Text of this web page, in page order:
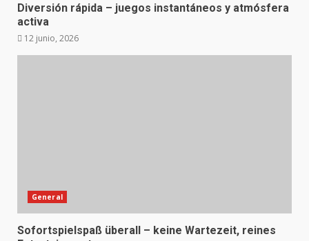
Diversión rápida – juegos instantáneos y atmósfera
activa
12 junio, 2026
General
Sofortspielspaß überall – keine Wartezeit, reines